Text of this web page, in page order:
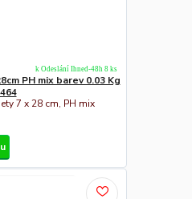
PH mix barev 0.03 Kg
7 x 28 cm, PH mix
k Odeslání Ihned-48h 8 ks